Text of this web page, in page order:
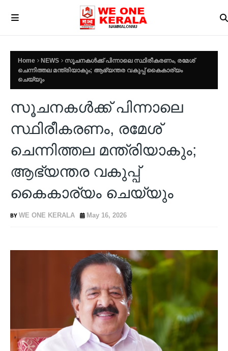
Home NEWS
സൂചനകൾക്ക് പിന്നാലെ സ്ഥിരീകരണം, രമേശ്
ചെന്നിത്തല മന്ത്രിയാകും; ആഭ്യന്തര വകുപ്പ് കൈകാര്യം
ചെയ്യും
സൂചനകൾക്ക് പിന്നാലെ
സ്ഥിരീകരണം, രമേശ്
ചെന്നിത്തല മന്ത്രിയാകും;
ആഭ്യന്തര വകുപ്പ്
കൈകാര്യം ചെയ്യും
WE ONE KERALA May 16, 2026